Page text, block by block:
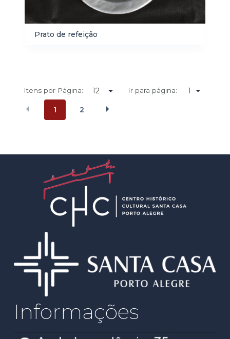
Prato de refeição
Itens por Página: Ir para página: 1
1 2
Informações